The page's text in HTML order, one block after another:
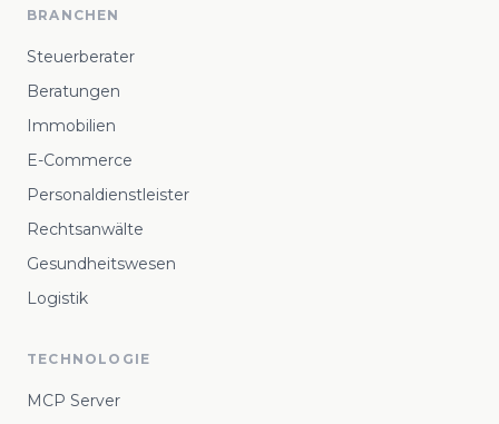
BRANCHEN
Steuerberater
Beratungen
Immobilien
E-Commerce
Personaldienstleister
Rechtsanwälte
Gesundheitswesen
Logistik
TECHNOLOGIE
MCP Server